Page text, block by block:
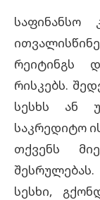
საფინანსო
რეიტინგს
რისკებს.
სესხს ან
საკრედიტო
თქვენს
სესხი,